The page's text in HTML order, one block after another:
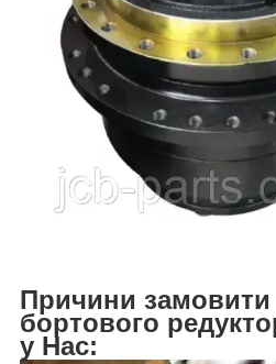
Причини
бортового
у Нас: